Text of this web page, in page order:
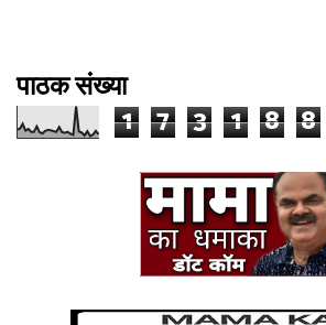
पाठक संख्या
1 7 3 1 8 8